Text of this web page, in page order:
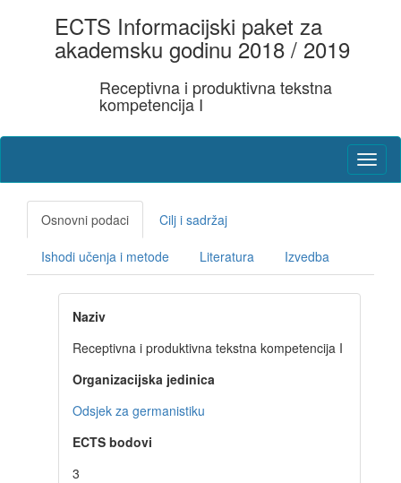
ECTS Informacijski paket za
akademsku godinu 2018 / 2019
Receptivna i produktivna tekstna
kompetencija I
Osnovni podaci Cilj i sadržaj
Ishodi učenja i metode Literatura Izvedba
Naziv
Receptivna i produktivna tekstna kompetencija I
Organizacijska jedinica
Odsjek za germanistiku
ECTS bodovi
3